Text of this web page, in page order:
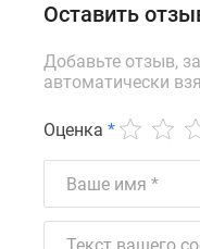
Новостройки
области
Квартиры
скидками
Новостройки
Оставить
Добавьте отзыв,
автоматически
Оценка *